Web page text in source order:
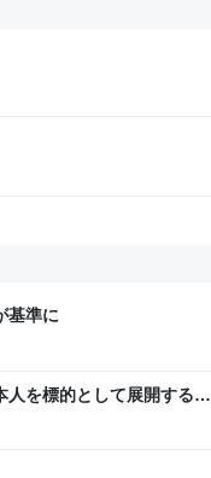
基準に
を標的として展開するス